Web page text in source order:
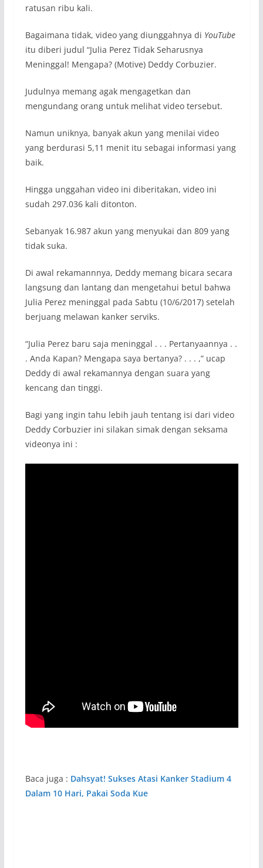
ratusan ribu kali.
Bagaimana tidak, video yang diunggahnya di YouTube
itu diberi judul “Julia Perez Tidak Seharusnya
Meninggal! Mengapa? (Motive) Deddy Corbuzier.
Judulnya memang agak mengagetkan dan
mengundang orang untuk melihat video tersebut.
Namun uniknya, banyak akun yang menilai video
yang berdurasi 5,11 menit itu sebagai informasi yang
baik.
Hingga unggahan video ini diberitakan, video ini
sudah 297.036 kali ditonton.
Sebanyak 16.987 akun yang menyukai dan 809 yang
tidak suka.
Di awal rekamannnya, Deddy memang bicara secara
langsung dan lantang dan mengetahui betul bahwa
Julia Perez meninggal pada Sabtu (10/6/2017) setelah
berjuang melawan kanker serviks.
“Julia Perez baru saja meninggal . . . Pertanyaannya . .
. Anda Kapan? Mengapa saya bertanya? . . . ,” ucap
Deddy di awal rekamannya dengan suara yang
kencang dan tinggi.
Bagi yang ingin tahu lebih jauh tentang isi dari video
Deddy Corbuzier ini silakan simak dengan seksama
videonya ini :
Baca juga : Dahsyat! Sukses Atasi Kanker Stadium 4
Dalam 10 Hari, Pakai Soda Kue